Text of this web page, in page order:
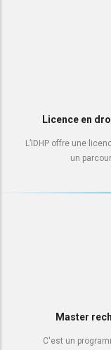
Licence en
L’IDHP offre une
un
Master
C'est un